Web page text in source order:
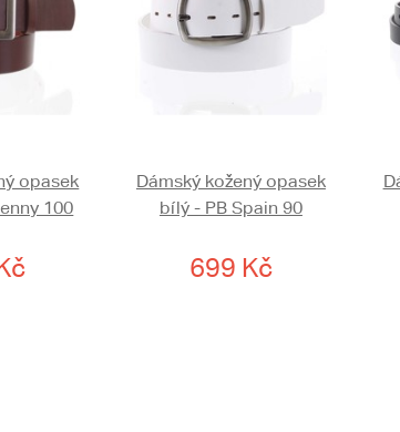
opasek
100
Dámský kožený opasek
bílý - PB Spain 90
699 Kč